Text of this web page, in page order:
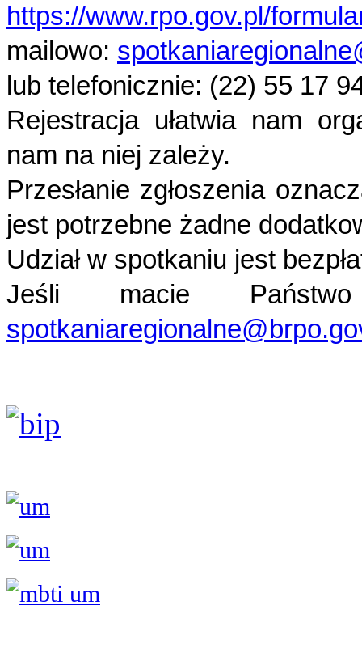
https://www.rpo.gov.pl/
mailowo:
lub telefonicznie: (22) 55 17
Rejestracja ułatwia nam
nam na niej zależy.
Przesłanie zgłoszenia
jest potrzebne żadne
Udział w spotkaniu jest
Jeśli macie